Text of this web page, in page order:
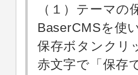
（１）テーマの
BaserCMSを使
保存ボタンクリ
赤文字で「保存